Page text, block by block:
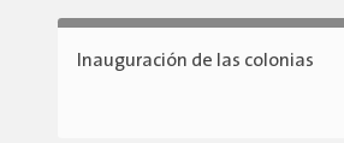
Inauguración de las colonias